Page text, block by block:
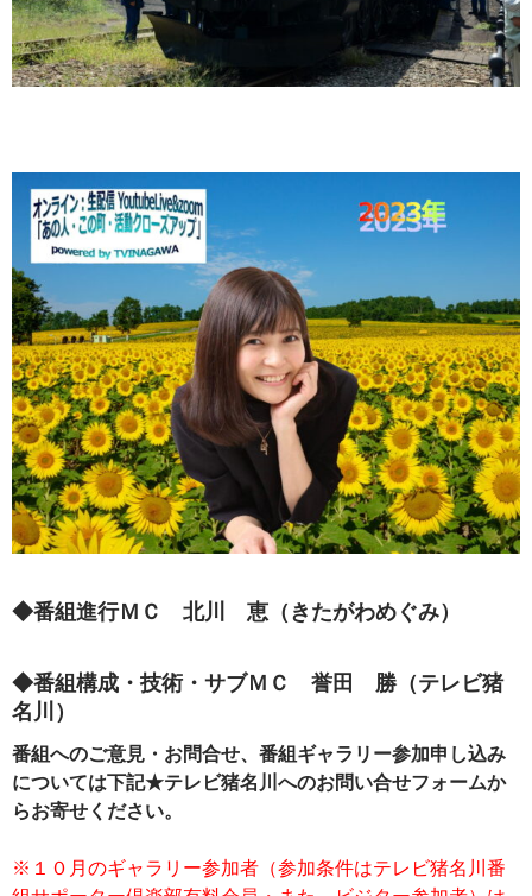
◆番組進行ＭＣ 北川 恵（きたがわめぐみ）
◆番組構成・技術・サブＭＣ 誉田 勝（テレビ猪
名川）
番組へのご意見・お問合せ、番組ギャラリー参加申し込み
については下記★テレビ猪名川へのお問い合せフォームか
らお寄せください。
※１０月のギャラリー参加者（参加条件はテレビ猪名川番